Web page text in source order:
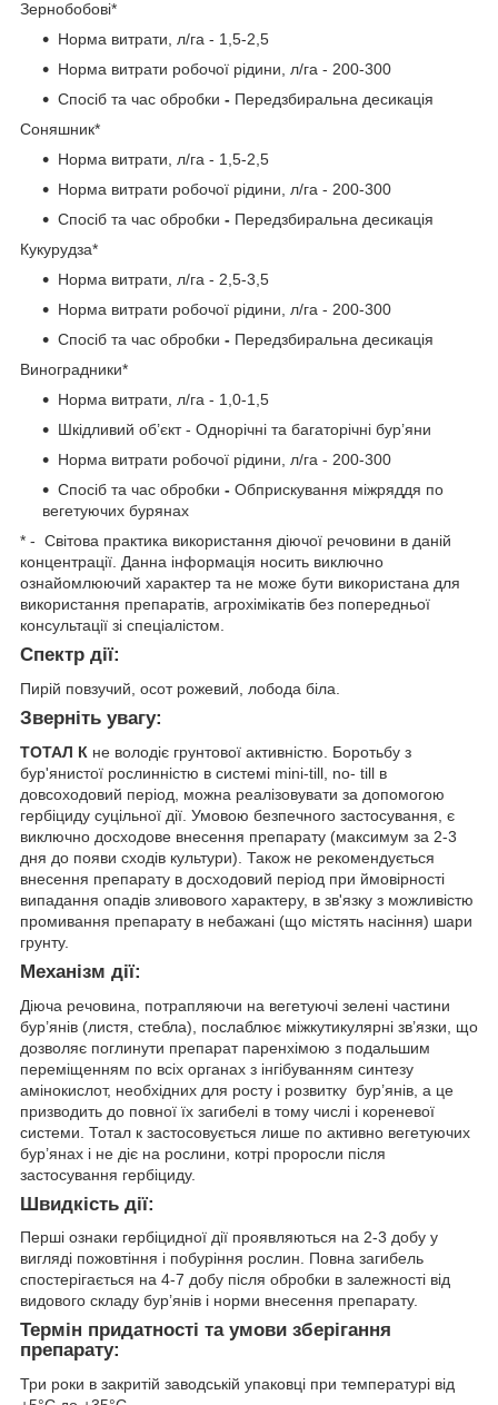
Зернобобові*
Норма витрати, л/га - 1,5-2,5
Норма витрати робочої рідини, л/га - 200-300
Спосіб та час обробки - Передзбиральна десикація
Соняшник*
Норма витрати, л/га - 1,5-2,5
Норма витрати робочої рідини, л/га - 200-300
Спосіб та час обробки - Передзбиральна десикація
Кукурудза*
Норма витрати, л/га - 2,5-3,5
Норма витрати робочої рідини, л/га - 200-300
Спосіб та час обробки - Передзбиральна десикація
Виноградники*
Норма витрати, л/га - 1,0-1,5
Шкідливий об’єкт - Однорічні та багаторічні бур’яни
Норма витрати робочої рідини, л/га - 200-300
Спосіб та час обробки - Обприскування міжряддя по
вегетуючих бурянах
* - Світова практика використання діючої речовини в даній
концентрації. Данна iнформацiя носить виключно
ознайомлюючий характер та не може бути використана для
використання препаратiв, агрохiмiкатiв без попередньої
консультації зі спеціалістом.
Спектр дії:
Пирій повзучий, осот рожевий, лобода біла.
Зверніть увагу:
ТОТАЛ К не володіє грунтової активністю. Боротьбу з
бур'янистої рослинністю в системі mini-till, no- till в
довсоходовий період, можна реалізовувати за допомогою
гербіциду суцільної дії. Умовою безпечного застосування, є
виключно досходове внесення препарату (максимум за 2-3
дня до появи сходів культури). Також не рекомендується
внесення препарату в досходовий період при ймовірності
випадання опадів зливового характеру, в зв'язку з можливістю
промивання препарату в небажані (що містять насіння) шари
грунту.
Механiзм дії:
Діюча речовина, потрапляючи на вегетуючі зелені частини
бур’янів (листя, стебла), послаблює міжкутикулярні зв’язки, що
дозволяє поглинути препарат паренхімою з подальшим
переміщенням по всіх органах з інгібуванням синтезу
амінокислот, необхідних для росту і розвитку бур’янів, а це
призводить до повної їх загибелі в тому числі і кореневої
системи. Тотал к застосовується лише по активно вегетуючих
бур’янах і не діє на рослини, котрі проросли після
застосування гербіциду.
Швидкість дії:
Перші ознаки гербіцидної дії проявляються на 2-3 добу у
вигляді пожовтіння і побуріння рослин. Повна загибель
спостерігається на 4-7 добу після обробки в залежності від
видового складу бур’янів і норми внесення препарату.
Термін придатності та умови зберігання
препарату:
Три роки в закритій заводській упаковці при температурі від